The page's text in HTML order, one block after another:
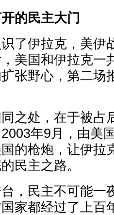
的民主大门
了伊拉克，美伊
美国和伊拉克一
张野心，第二场
之处，在于被占
年9月，由美
的枪炮，让伊拉
民主之路。
，民主不可能一
家都经过了上百